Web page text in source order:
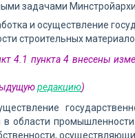
задачами
и осуществление
строительных
4.1 пункта 4 внесены
редакцию)
в области